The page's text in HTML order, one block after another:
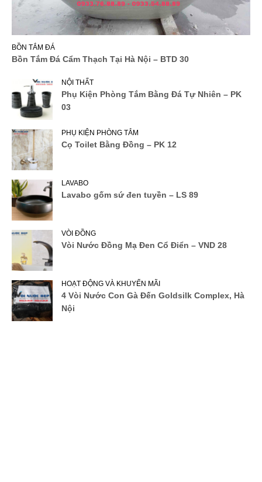
BỒN TẮM ĐÁ
Bồn Tắm Đá Cẩm Thạch Tại Hà Nội – BTD 30
NỘI THẤT
Phụ Kiện Phòng Tắm Bằng Đá Tự Nhiên – PK
03
PHỤ KIỆN PHÒNG TẮM
Cọ Toilet Bằng Đồng – PK 12
LAVABO
Lavabo gốm sứ đen tuyền – LS 89
VÒI ĐỒNG
Vòi Nước Đồng Mạ Đen Cổ Điển – VND 28
HOẠT ĐỘNG VÀ KHUYẾN MÃI
4 Vòi Nước Con Gà Đến Goldsilk Complex, Hà
Nội